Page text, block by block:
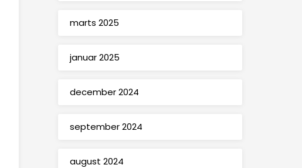
marts 2025
januar 2025
december 2024
september 2024
august 2024